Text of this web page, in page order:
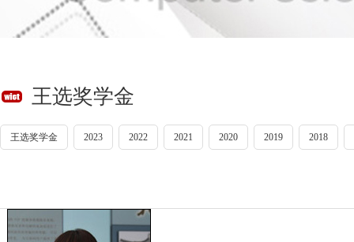
王选奖学金
王选奖学金 2023 2022 2021 2020 2019 2018